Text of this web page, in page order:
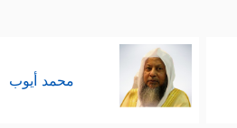
محمد أيوب